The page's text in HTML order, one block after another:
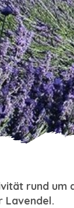
rund um
Lavendel.